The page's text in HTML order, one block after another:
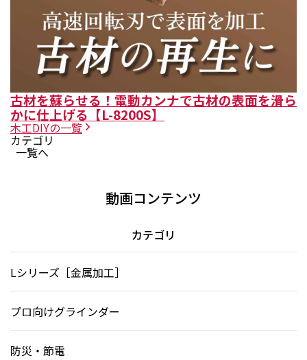
古材を蘇らせる！電動カンナで古材の表面を滑ら
かに仕上げる【L-8200S】
木工DIYの一覧
カテゴリ
一覧へ
動画コンテンツ
カテゴリ
Lシリーズ［金属加工］
プロ向けグラインダー
防災・節電